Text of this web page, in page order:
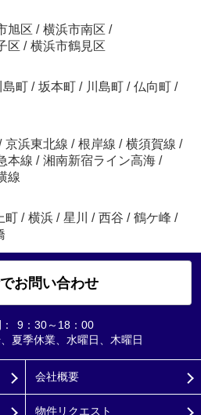
旭区 / 横浜市南区 /
区 / 横浜市鶴見区
島町 / 坂本町 / 川島町 / 仏向町 /
京浜東北線 / 根岸線 / 横須賀線 /
本線 / 湘南新宿ライン高海 /
線
町 / 横浜 / 星川 / 西谷 / 鶴ケ峰 /
お問い合わせ
9：30～18：00
夏季休業、水曜日、木曜日
会社概要
物件リクエスト